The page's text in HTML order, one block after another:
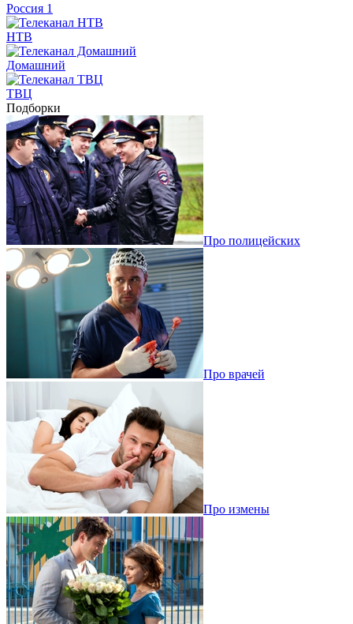
Россия 1
НТВ
Домашний
ТВЦ
Подборки
Про полицейских
Про врачей
Про измены